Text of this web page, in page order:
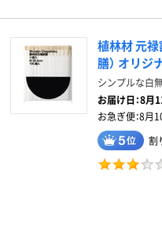
植林材 元
膳） オリジ
シンプルな白
お届け日：8月
お急ぎ便：8月
割